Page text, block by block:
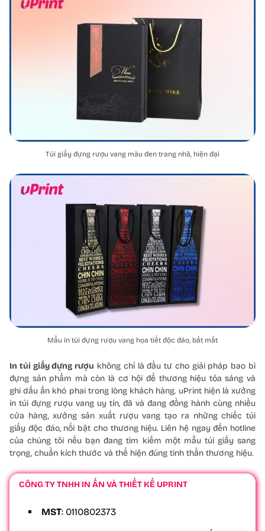
Túi giấy đựng rượu vang màu đen trang nhã, hiện đại
Mẫu in túi đựng rượu vang họa tiết độc đáo, bắt mắt
In túi giấy đựng rượu không chỉ là đầu tư cho giải pháp bao bì
đựng sản phẩm mà còn là cơ hội để thương hiệu tỏa sáng và
ghi dấu ấn khó phai trong lòng khách hàng. uPrint hiện là xưởng
in túi đựng rượu vang uy tín, đã và đang đồng hành cùng nhiều
cửa hàng, xưởng sản xuất rượu vang tạo ra những chiếc túi
giấy độc đáo, nổi bật cho thương hiệu. Liên hệ ngay đến hotline
của chúng tôi nếu bạn đang tìm kiếm một mẫu túi giấy sang
trọng, chuẩn kích thước và thể hiện đúng tinh thần thương hiệu.
CÔNG TY TNHH IN ẤN VÀ THIẾT KẾ UPRINT
MST: 0110802373